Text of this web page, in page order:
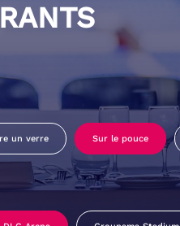
un verre Sur le pouce